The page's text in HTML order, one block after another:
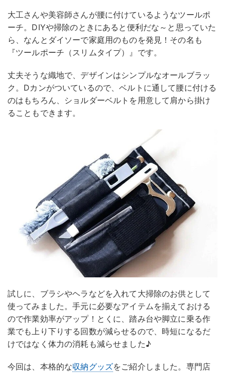
大工さんや美容師さんが腰に付けているようなツールポ
ーチ。DIYや掃除のときにあると便利だな～と思っていた
ら、なんとダイソーで家庭用のものを発見！その名も
『ツールポーチ（スリムタイプ）』です。
丈夫そうな織地で、デザインはシンプルなオールブラッ
ク。Dカンがついているので、ベルトに通して腰に付ける
のはもちろん、ショルダーベルトを用意して肩から掛け
ることもできます。
試しに、ブラシやヘラなどを入れて大掃除のお供として
使ってみました。手元に必要なアイテムを揃えておける
ので作業効率がアップ！とくに、踏み台や脚立に乗る作
業でも上り下りする回数が減らせるので、時短になるだ
けではなく体力の消耗も減らせました♪
今回は、本格的な収納グッズをご紹介しました。専門店